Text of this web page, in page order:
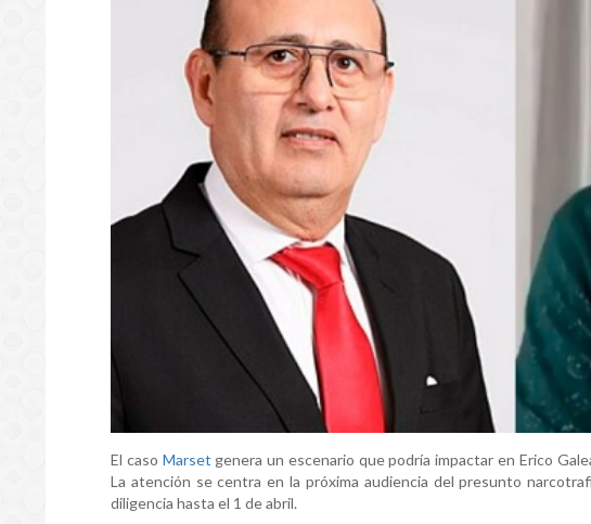
El caso Marset genera un escenario que podría impactar en Erico
La atención se centra en la próxima audiencia del presunto
diligencia hasta el 1 de abril.